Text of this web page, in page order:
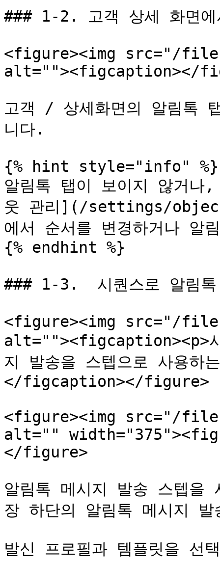
### 1-2. 고객 상세 화면에
<figure><img src="/files/
alt=""><figcaption></
고객 / 상세화면의 알림톡
니다.
{% hint style="info" %}
알림톡 탭이 보이지 않거나
웃 관리](/settings/
에서 순서를 변경하거나 알
{% endhint %}
### 1-3.  시퀀스로 알림톡
<figure><img src="/files/
alt=""><figcaption><p>시
지 발송을 스텝으로 사용하
</figcaption></figure>
<figure><img src="/
alt=""
</figure>
알림톡 메시지 발송 스텝을
장 하단의 알림톡 메시지
발신 프로필과 템플릿을 선